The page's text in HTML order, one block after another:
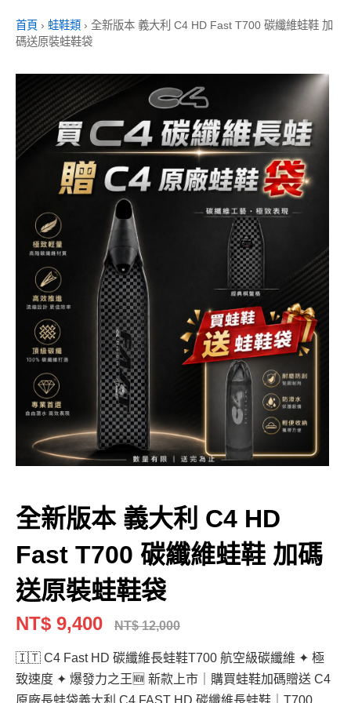
首頁 › 蛙鞋類 › 全新版本 義大利 C4 HD Fast T700 碳纖維蛙鞋 加
碼送原裝蛙鞋袋
全新版本 義大利 C4 HD
Fast T700 碳纖維蛙鞋 加碼
送原裝蛙鞋袋
NT$ 9,400 NT$ 12,000
🇮🇹 C4 Fast HD 碳纖維長蛙鞋T700 航空級碳纖維 ✦ 極
致速度 ✦ 爆發力之王🆕 新款上市｜購買蛙鞋加碼贈送 C4